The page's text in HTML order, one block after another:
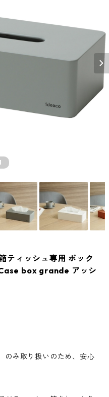
ティッシュ専用 ボック
box grande アッシ
のみ取り扱いのため、安心